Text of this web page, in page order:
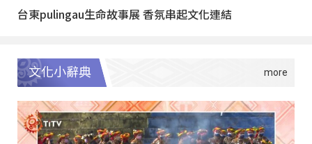
台東pulingau生命故事展 香氛串起文化連結
文化小辭典